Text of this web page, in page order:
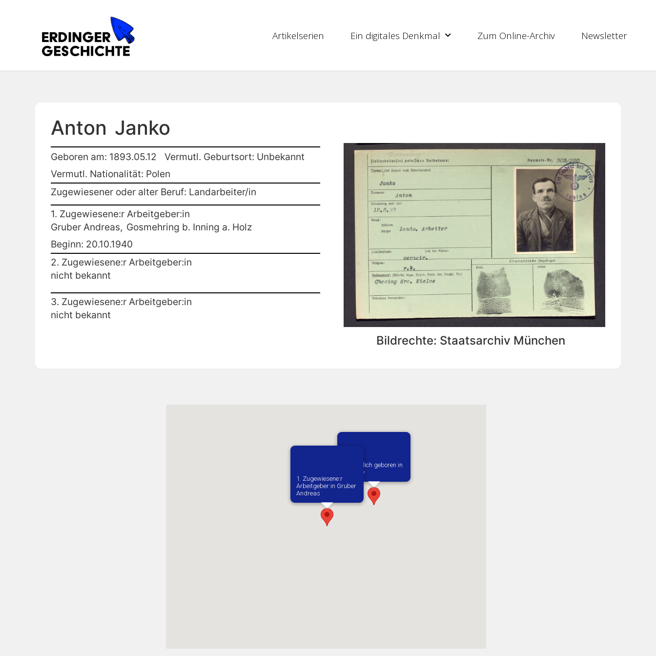
Artikelserien Ein digitales Denkmal Zum Online-Archiv Newsletter
Anton Janko
Geboren am: 1893.05.12
Vermutl. Geburtsort: Unbekannt
Vermutl. Nationalität: Polen
Zugewiesener oder alter Beruf: Landarbeiter/in
1. Zugewiesene:r Arbeitgeber:in
Gruber Andreas, Gosmehring b. Inning a. Holz
Beginn: 20.10.1940
2. Zugewiesene:r Arbeitgeber:in
nicht bekannt
3. Zugewiesene:r Arbeitgeber:in
nicht bekannt
Bildrechte: Staatsarchiv München
Vermutlich geboren in
Checiny
1. Zugewiesene:r
Arbeitgeber:in​ Gruber
Andreas